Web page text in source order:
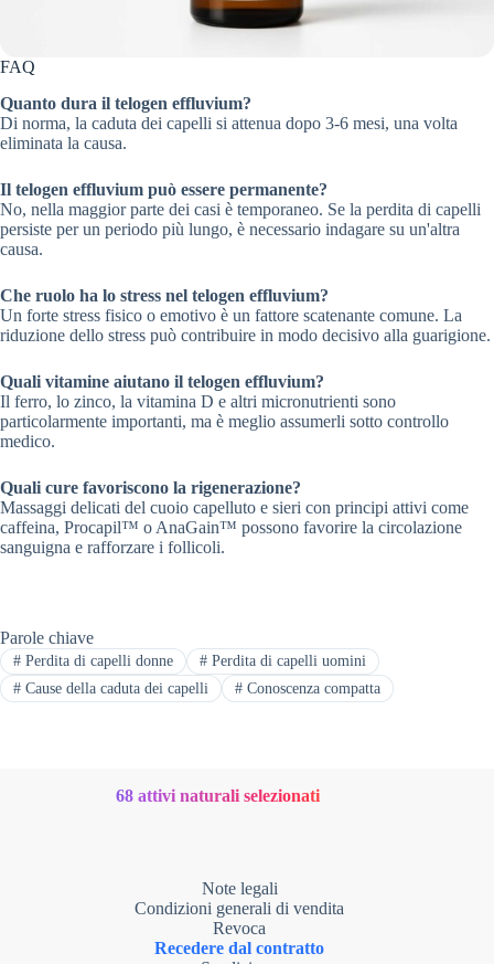
FAQ
Quanto dura il telogen effluvium?
Di norma, la caduta dei capelli si attenua dopo 3-6 mesi, una volta
eliminata la causa.
Il telogen effluvium può essere permanente?
No, nella maggior parte dei casi è temporaneo. Se la perdita di capelli
persiste per un periodo più lungo, è necessario indagare su un'altra
causa.
Che ruolo ha lo stress nel telogen effluvium?
Un forte stress fisico o emotivo è un fattore scatenante comune. La
riduzione dello stress può contribuire in modo decisivo alla guarigione.
Quali vitamine aiutano il telogen effluvium?
Il ferro, lo zinco, la vitamina D e altri micronutrienti sono
particolarmente importanti, ma è meglio assumerli sotto controllo
medico.
Quali cure favoriscono la rigenerazione?
Massaggi delicati del cuoio capelluto e sieri con principi attivi come
caffeina, Procapil™ o AnaGain™ possono favorire la circolazione
sanguigna e rafforzare i follicoli.
Parole chiave
# Perdita di capelli donne
# Perdita di capelli uomini
# Cause della caduta dei capelli
# Conoscenza compatta
68 attivi naturali selezionati
Note legali
Condizioni generali di vendita
Revoca
Recedere dal contratto